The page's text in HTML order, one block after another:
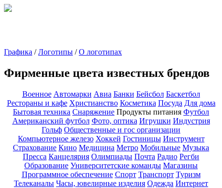
Графика /Логотипы /О логотипах
Фирменные цвета известных брендов
Военное Автомарки Авиа Банки Бейсбол Баскетбол
Рестораны и кафе Христианство Косметика Посуда Для дома
Бытовая техника Снаряжение Продукты питания Футбол
Американский футбол Фото, оптика Игрушки Индустрия
Гольф Общественные и гос организации
Компьютерное железо Хоккей Гостиницы Инструмент
Страхование Кино Медицина Метро Мобильные Музыка
Пресса Канцелярия Олимпиады Почта Радио Регби
Образование Университетские команды Магазины
Программное обеспечение Спорт Транспорт Туризм
Телеканалы Часы, ювелирные изделия Одежда Интернет